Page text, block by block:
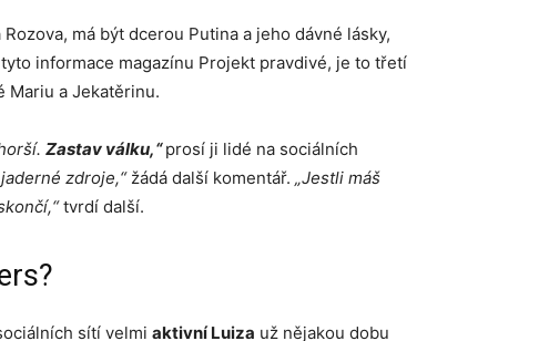
má být dcerou Putina a jeho dávné lásky,
informace magazínu Projekt pravdivé, je to třetí
Mariu a Jekatěrinu.
Zastav válku,“prosí ji lidé na sociálních
zdroje,“ žádá další komentář. „Jestli máš
tvrdí další.
sítí velmi aktivní Luiza už nějakou dobu